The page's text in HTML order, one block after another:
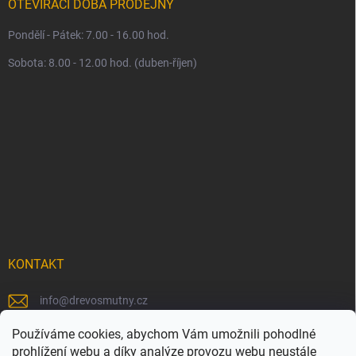
Používáme cookies, abychom Vám umožnili pohodlné
prohlížení webu a díky analýze provozu webu neustále
OTEVÍRACÍ DOBA PRODEJNY
Pondělí - Pátek: 7.00 - 16.00 hod.
Sobota: 8.00 - 12.00 hod. (duben-říjen)
KONTAKT
info@drevosmutny.cz
+420 725 710 840